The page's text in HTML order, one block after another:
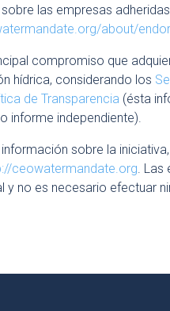
las empresas
about/
compromiso que
hídrica, considerando los
de Transparencia (ésta
informe independiente).
sobre la
ceowatermandate.org. Las
y no es necesario efectuar